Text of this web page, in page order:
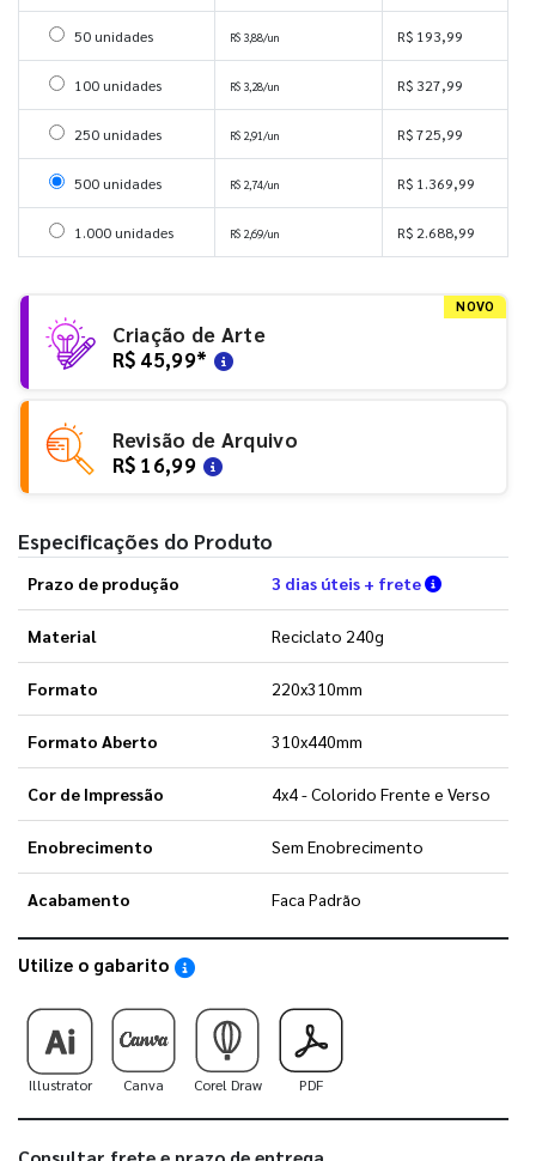
Selecionar 50 unidades
50 unidades R$ 3,88/un R$ 193,99
Selecionar 100 unidades
100 unidades R$ 3,28/un R$ 327,99
Selecionar 250 unidades
250 unidades R$ 2,91/un R$ 725,99
Selecionar 500 unidades
500 unidades R$ 2,74/un R$ 1.369,99
Selecionar 1000 unidades
1.000 unidades R$ 2,69/un R$ 2.688,99
NOVO
Criação de Arte
R$ 45,99*
Revisão de Arquivo
R$ 16,99
Especificações do Produto
Prazo de produção 3 dias úteis + frete Verifique
Material Reciclato 240g
Formato 220x310mm
Formato Aberto 310x440mm
Cor de Impressão 4x4 - Colorido Frente e Verso
Enobrecimento Sem Enobrecimento
Acabamento Faca Padrão
Utilize o gabarito Saiba como utilizar os nossos gabaritos
Illustrator Canva Corel Draw PDF